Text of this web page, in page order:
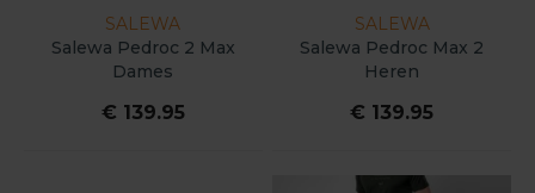
SALEWA
Salewa Pedroc 2 Max
Dames
€ 139.95
SALEWA
Salewa Pedroc Max 2
Heren
€ 139.95